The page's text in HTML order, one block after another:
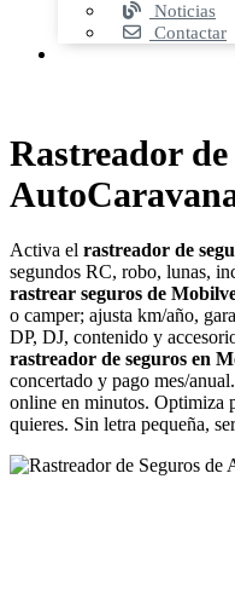
Noticias
Contactar
Rastreador de
Activa el rastreador de
segundos RC, robo, lunas,
rastrear seguros de
o camper; ajusta km/año,
DP, DJ, contenido y
rastreador de seguros en
concertado y pago mes/
online en minutos. Optimiza
quieres. Sin letra pequeña,